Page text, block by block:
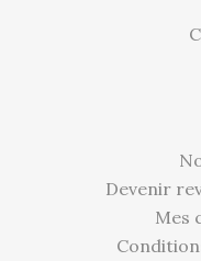
Devenir
Mes